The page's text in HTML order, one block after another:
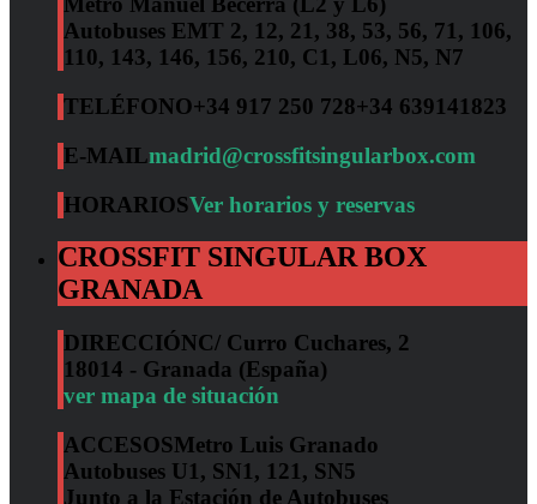
Autobuses EMT 2, 12, 21, 38, 53, 56, 71, 106,
110, 143, 146, 156, 210, C1, L06, N5, N7
TELÉFONO+34 917 250 728+34 639141823
E-MAILmadrid@crossfitsingularbox.com
HORARIOSVer horarios y reservas
CROSSFIT SINGULAR BOX
GRANADA
DIRECCIÓNC/ Curro Cuchares, 2
18014 - Granada (España)
ver mapa de situación
ACCESOSMetro Luis Granado
Autobuses U1, SN1, 121, SN5
Junto a la Estación de Autobuses